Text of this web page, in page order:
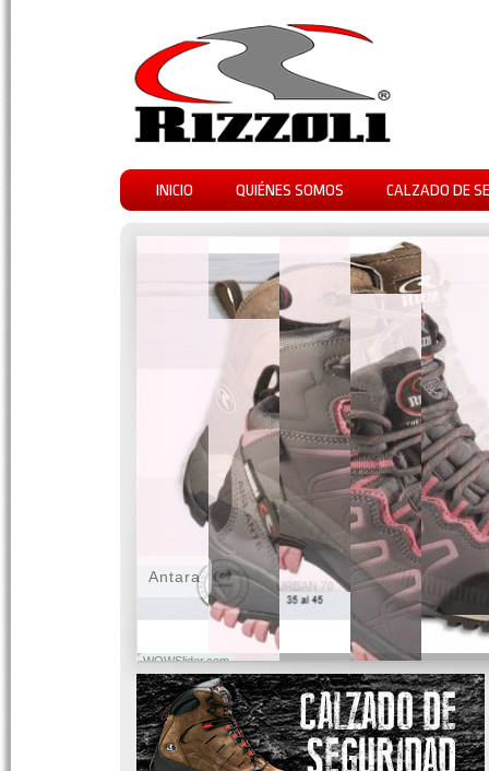
INICIO QUIÉNES SOMOS CALZADO DE
WOWSlider.com
Antara